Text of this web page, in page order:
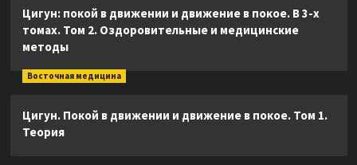
Цигун: покой в движении и движение в покое. В 3-х
томах. Том 2. Оздоровительные и медицинские
методы
Восточная медицина
Цигун. Покой в движении и движение в покое. Том 1.
Теория